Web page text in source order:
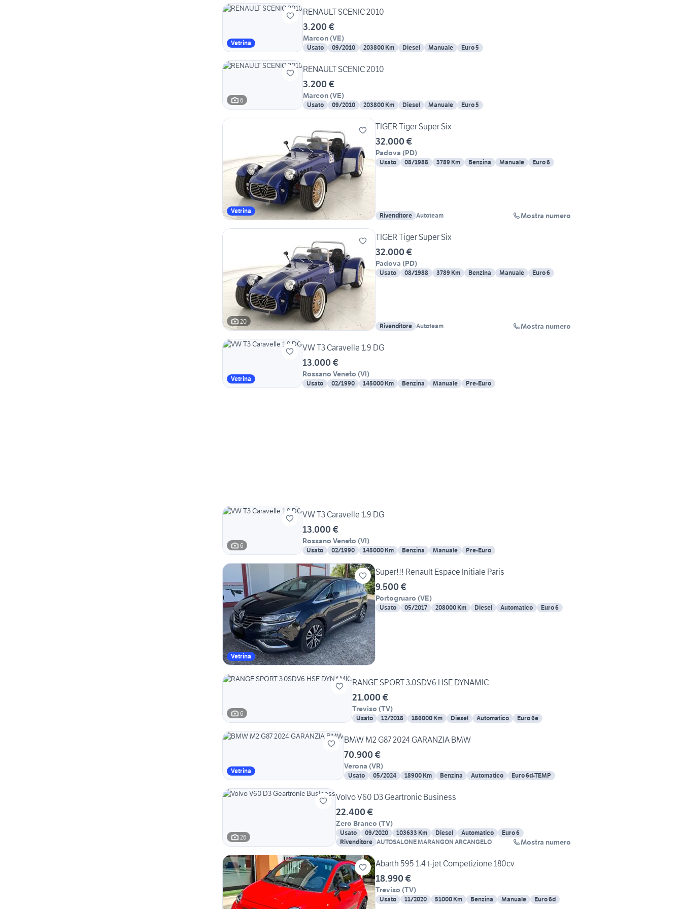
Vetrina
RENAULT SCENIC 2010
3.200 €
Marcon (VE)
Usato 09/2010 203800 Km Diesel Manuale Euro 5
6
RENAULT SCENIC 2010
3.200 €
Marcon (VE)
Usato 09/2010 203800 Km Diesel Manuale Euro 5
Vetrina
TIGER Tiger Super Six
32.000 €
Padova (PD)
Usato 08/1988 3789 Km Benzina Manuale Euro 6
Rivenditore Autoteam Mostra numero
20
TIGER Tiger Super Six
32.000 €
Padova (PD)
Usato 08/1988 3789 Km Benzina Manuale Euro 6
Rivenditore Autoteam Mostra numero
Vetrina
VW T3 Caravelle 1.9 DG
13.000 €
Rossano Veneto (VI)
Usato 02/1990 145000 Km Benzina Manuale Pre-Euro
6
VW T3 Caravelle 1.9 DG
13.000 €
Rossano Veneto (VI)
Usato 02/1990 145000 Km Benzina Manuale Pre-Euro
Vetrina
Super!!! Renault Espace Initiale Paris
9.500 €
Portogruaro (VE)
Usato 05/2017 208000 Km Diesel Automatico Euro 6
6
RANGE SPORT 3.0SDV6 HSE DYNAMIC
21.000 €
Treviso (TV)
Usato 12/2018 186000 Km Diesel Automatico Euro 6e
Vetrina
BMW M2 G87 2024 GARANZIA BMW
70.900 €
Verona (VR)
Usato 05/2024 18900 Km Benzina Automatico Euro 6d-TEMP
26
Volvo V60 D3 Geartronic Business
22.400 €
Zero Branco (TV)
Usato 09/2020 103633 Km Diesel Automatico
Euro 6
Rivenditore AUTOSALONE MARANGON ARCANGELO Mostra numero
Abarth 595 1.4 t-jet Competizione 180cv
18.990 €
Treviso (TV)
Usato 11/2020 51000 Km Benzina Manuale Euro 6d